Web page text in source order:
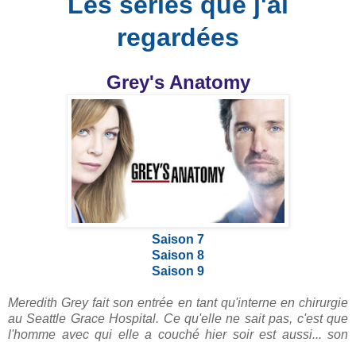
regardées
Grey's Anatomy
Saison 7
Saison 8
Saison 9
Meredith Grey fait son entrée en tant qu'interne en chirurgie
au Seattle Grace Hospital. Ce qu'elle ne sait pas, c'est que
l'homme avec qui elle a couché hier soir est aussi... son